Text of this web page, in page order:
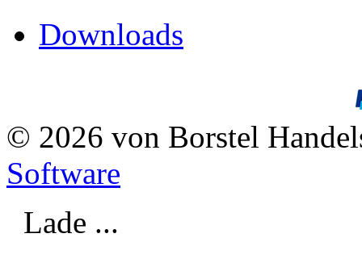
Downloads
© 2026 von Borstel
Software
Lade ...